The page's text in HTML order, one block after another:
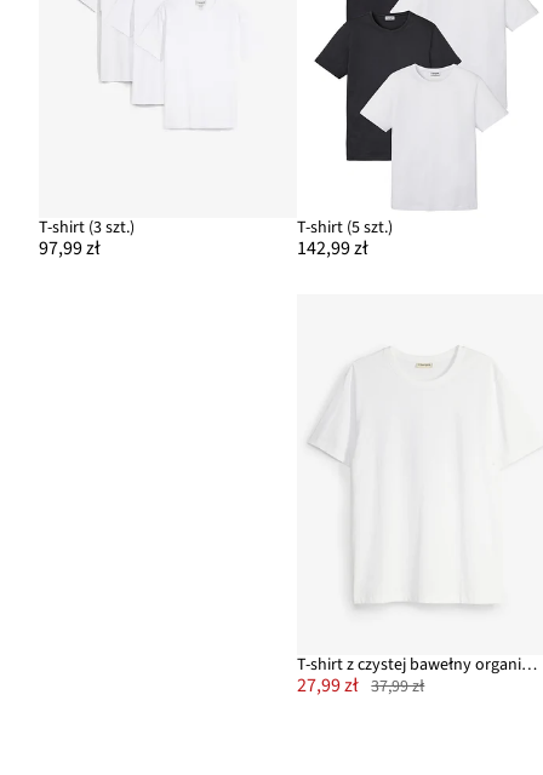
T-shirt (3 szt.)
97,99 zł
T-shirt (5 szt.)
142,99 zł
T-shirt z czystej bawełny organicznej
27,99 zł 37,99 zł